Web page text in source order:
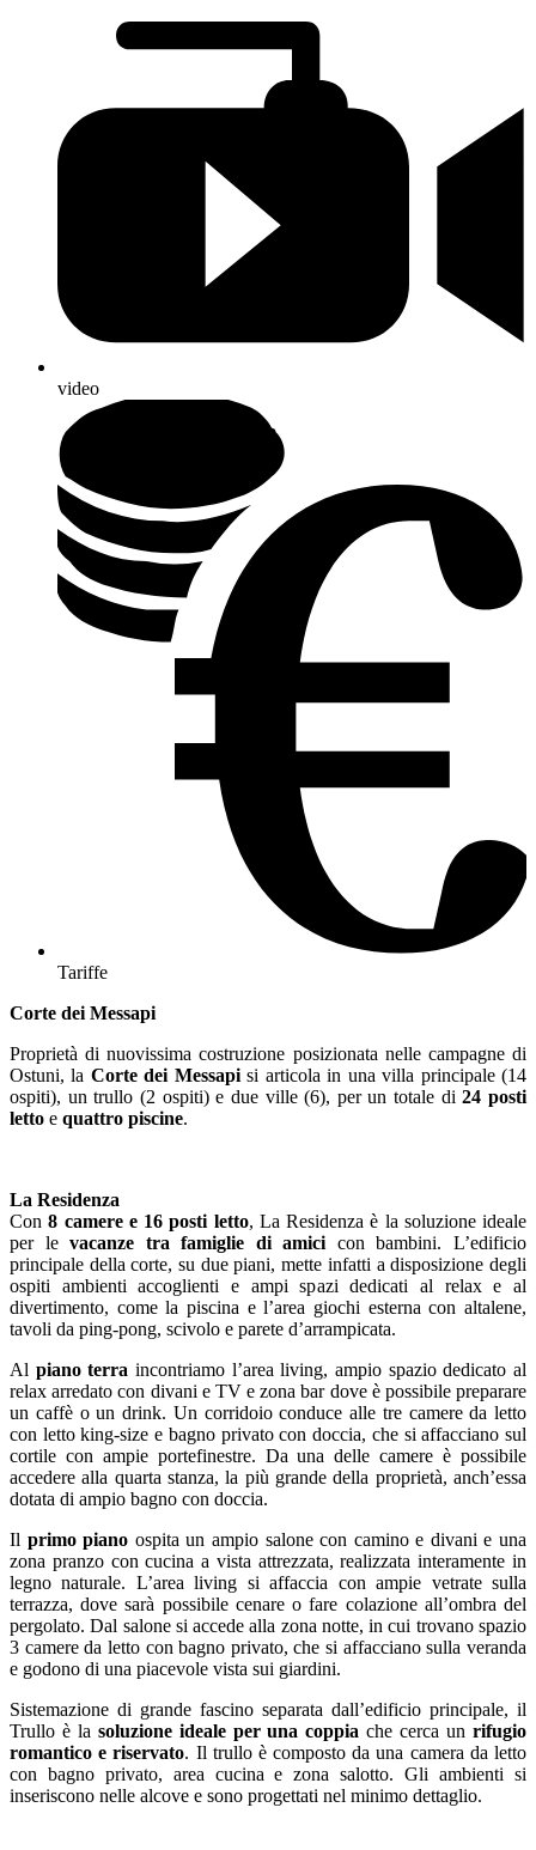
video
Tariffe
Corte dei Messapi
Proprietà di nuovissima costruzione posizionata nelle campagne di
Ostuni, la Corte dei Messapisi articola in una villa principale (14
ospiti), un trullo (2 ospiti) e due ville (6), per un totale di24 posti
letto e quattro piscine.
La Residenza
Con8 camere e 16 posti letto, La Residenza è la soluzione ideale
per levacanze tra famiglie di amici con bambini. L’edificio
principale della corte, su due piani, mette infatti a disposizione degli
ospiti ambienti accoglienti e ampi spazi dedicati al relax e al
divertimento, come la piscina e l’area giochi esterna con altalene,
tavoli da ping-pong, scivolo e parete d’arrampicata.
Al piano terra incontriamo l’area living, ampio spazio dedicato al
relax arredato con divani e TV e zona bar dove è possibile preparare
un caffè o un drink. Un corridoio conduce alle tre camere da letto
con letto king-size e bagno privato con doccia, che si affacciano sul
cortile con ampie portefinestre. Da una delle camere è possibile
accedere alla quarta stanza, la più grande della proprietà, anch’essa
dotata di ampio bagno con doccia.
Il primo piano ospita un ampio salone con camino e divani e una
zona pranzo con cucina a vista attrezzata, realizzata interamente in
legno naturale. L’area living si affaccia con ampie vetrate sulla
terrazza, dove sarà possibile cenare o fare colazione all’ombra del
pergolato. Dal salone si accede alla zona notte, in cui trovano spazio
3 camere da letto con bagno privato, che si affacciano sulla veranda
e godono di una piacevole vista sui giardini.
Sistemazione di grande fascino separata dall’edificio principale, il
Trullo è la soluzione ideale per una coppia che cerca unrifugio
romantico e riservato. Il trullo è composto da una camera da letto
con bagno privato, area cucina e zona salotto. Gli ambienti si
inseriscono nelle alcove e sono progettati nel minimo dettaglio.